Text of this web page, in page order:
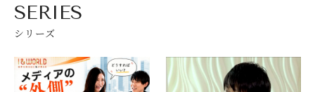
SERIES
シリーズ